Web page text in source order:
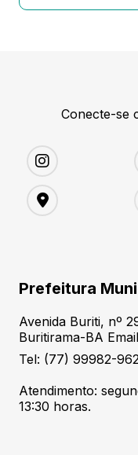
Conecte-se
Prefeitura
Avenida Buriti, nº
Buritirama-BA
Tel: (77) 99982-
Atendimento:
13:30 horas.